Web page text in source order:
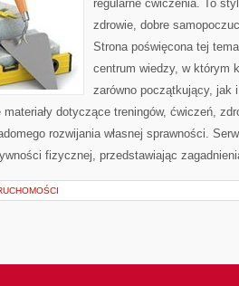
regularne ćwiczenia. To
zdrowie, dobre
Strona poświęcona tej
centrum wiedzy, w którym
zarówno początkujący, jak
dotyczące treningów, ćwiczeń,
rozwijania własnej sprawności.
fizycznej, przedstawiając